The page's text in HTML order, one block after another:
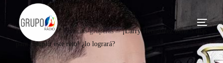
Home Blog Noticias-gruperas
¡Larry Hernández tiene 5 días
para cumplir este reto! ¿lo logrará?